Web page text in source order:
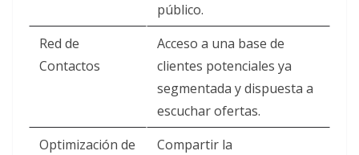
público.
Red de
Contactos
Acceso a una base de
clientes potenciales ya
segmentada y dispuesta a
escuchar ofertas.
Optimización de
Compartir la